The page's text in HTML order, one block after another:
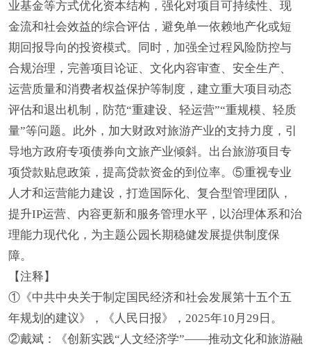
业基金等方式优化资本结构，强化对项目可持续性、现
金流和社会效益的综合评估，避免单一依赖地产化或短
期回报导向的投资模式。同时，加强全过程风险防控与
合规治理，完善项目论证、文化内容审查、安全生产、
运营质量和消费者权益保护等制度，建立重大项目动态
评估和退出机制，防范“重建设、轻运营”“重规模、轻质
量”等问题。此外，加大财政对旅游产业的支持力度，引
导地方政府专项债券向文旅产业倾斜。出台旅游项目专
项贷款贴息政策，提高贷款资金的到位率。⑤重视专业
人才和运营能力建设，打造国际化、复合型管理团队，
提升IP运营、内容更新和服务管理水平，以治理体系和治
理能力现代化，为主题公园长期稳健发展提供制度保
障。
【注释】
①《中共中央关于制定国民经济和社会发展第十五个五
年规划的建议》，《人民日报》，2025年10月29日。
②戴斌：《创新实践“人文经济学”——推动文化和旅游融